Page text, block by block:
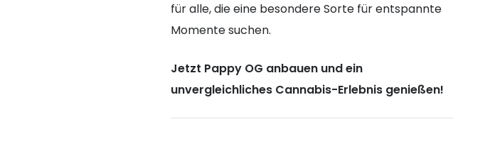
für alle, die eine besondere Sorte für entspannte
Momente suchen.
Jetzt Pappy OG anbauen und ein
unvergleichliches Cannabis-Erlebnis genießen!